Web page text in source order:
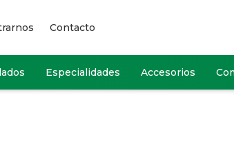
Especialidades Accesorios
Contacto